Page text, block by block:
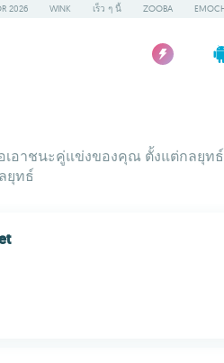
2026 WINK เร็ว ๆ นี้ ZOOBA
าชนะคู่แข่งของคุณ ตั้งแต่กลยุทธ์
ยุทธ์